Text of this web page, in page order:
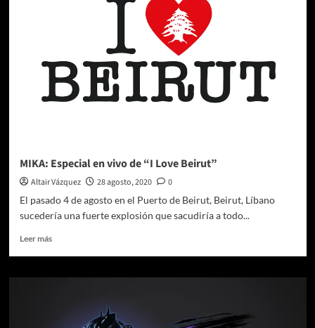
Air
Arena
Ciudad
de
MIKA: Especial en vivo de “I Love Beirut”
Altair Vázquez 28 agosto, 2020
0
El pasado 4 de agosto en el Puerto de Beirut, Beirut, Líbano
sucedería una fuerte explosión que sacudiría a todo...
Leer másLeer
MIKA: